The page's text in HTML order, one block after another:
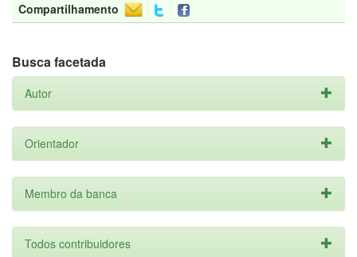
Compartilhamento
Busca facetada
Autor
Orientador
Membro da banca
Todos contribuidores